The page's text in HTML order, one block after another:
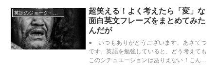
これか！！！……おや、一気に冬がやって
き...
超笑える！よく考えたら「変」な
面白英文フレーズをまとめてみた
んだが
● いつもありがとうございます、あさてつ
です。英語を勉強していると、どう考えても
このシチュエーションはありえない！こんな